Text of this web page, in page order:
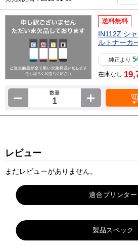
送料無料
IN112Z シ
ルトナーカ
純正より
在庫なし
数量
レビュー
まだレビューがありません。
適合プリンター
製品スペック